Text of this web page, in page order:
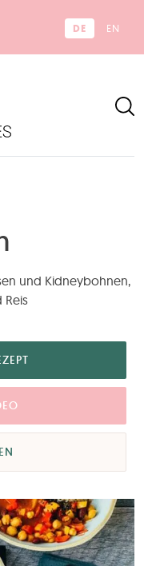
DE EN
und Kidneybohnen,
Reis